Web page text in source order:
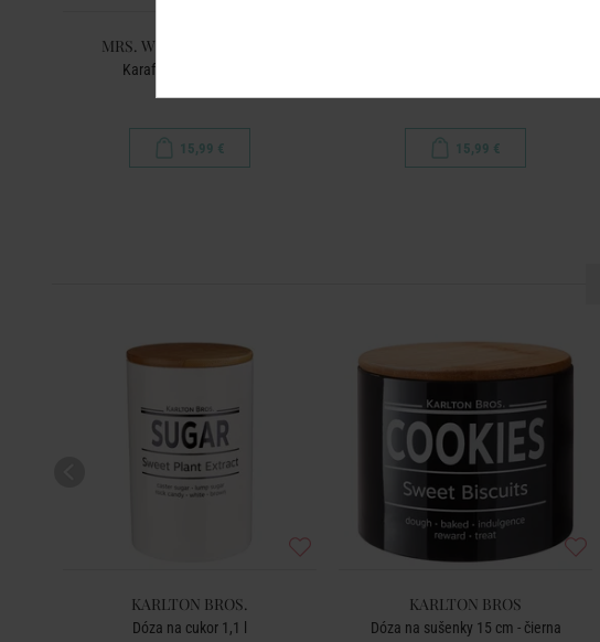
MRS. WINTERBOTTOM'S
Karafa na ocot 600 ml
15,99 € 15,99 €
KARLTON BROS.
Dóza na cukor 1,1 l
KARLTON BROS
Dóza na sušenky 15 cm - čierna